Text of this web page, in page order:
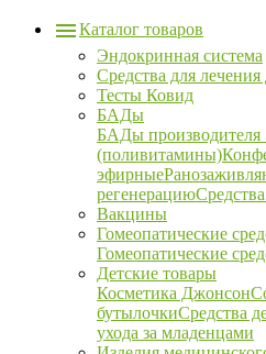
Каталог товаров
Эндокринная система
Средства для
Тесты Ковид
БАДы
БАДы производителя
(поливитамины)
эфирные
регенерацию
Вакцины
Гомеопатические
Гомеопатические
Детские товары
Косметика Джонсон
бутылочкиСредства
ухода за младенцами